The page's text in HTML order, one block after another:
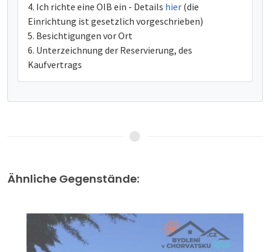
Ich richte eine OIB ein - Details hier (die
Einrichtung ist gesetzlich vorgeschrieben)
Besichtigungen vor Ort
Unterzeichnung der Reservierung, des
Kaufvertrags
Ähnliche Gegenstände: